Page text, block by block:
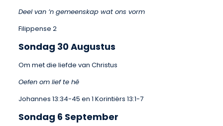
Deel van ’n gemeenskap wat ons vorm
Filippense 2
Sondag 30 Augustus
Om met die liefde van Christus
Oefen om lief te hê
Johannes 13:34-45 en 1 Korintiërs 13:1-7
Sondag 6 September